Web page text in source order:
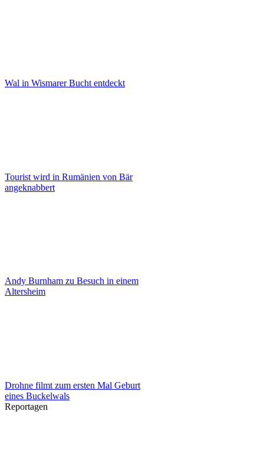
Wal in Wismarer Bucht entdeckt
Tourist wird in Rumänien von Bär
angeknabbert
Andy Burnham zu Besuch in einem
Altersheim
Drohne filmt zum ersten Mal Geburt
eines Buckelwals
Reportagen